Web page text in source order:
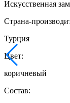
Искусственная
Страна-
Турция
Цвет:
коричневый
Состав: